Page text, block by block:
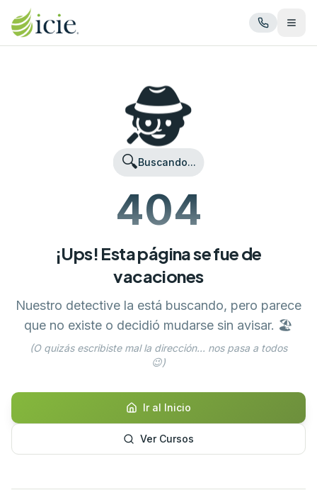
Abrir
🕵️
🔍Buscando...
404
¡Ups! Esta página se fue de
vacaciones
Nuestro detective la está buscando, pero parece
que no existe o decidió mudarse sin avisar. 🏖️
(O quizás escribiste mal la dirección... nos pasa a todos
😉)
Ir al Inicio
Ver Cursos